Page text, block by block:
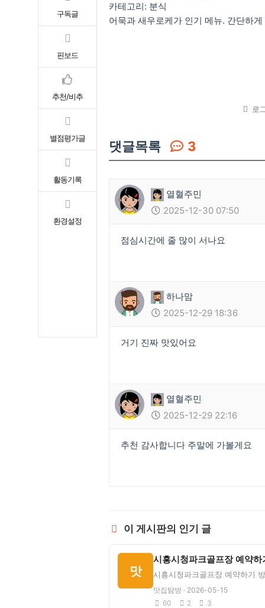
구독글
핀보드
추천/비추
별점평가글
활동기록
환경설정
카테고리: 분식
어묵과 새우로케가 인기 메뉴. 간단하
로
댓글목록 3
열혈주민
2025-12-30 07:50
점심시간에 줄 많이 서나요
하나맘
2025-12-29 18:36
거기 진짜 맛있어요
열혈주민
2025-12-29 22:16
추천 감사합니다 주말에 가볼게요
이 게시판의 인기 글
맛
맛집탐방 · 2026-05-15
60
2 3